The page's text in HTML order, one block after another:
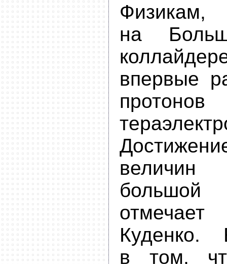
на
впервые
большой
Куденко.
в том,